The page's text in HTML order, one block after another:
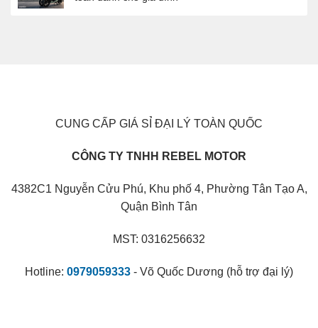
CUNG CẤP GIÁ SỈ ĐẠI LÝ TOÀN QUỐC
CÔNG TY TNHH REBEL MOTOR
4382C1 Nguyễn Cửu Phú, Khu phố 4, Phường Tân Tạo A,
Quận Bình Tân
MST: 0316256632
Hotline: 0979059333 - Võ Quốc Dương (hỗ trợ đại lý)